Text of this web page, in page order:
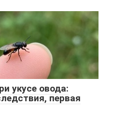
укусе овода:
первая